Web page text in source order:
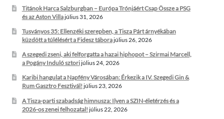
Titánok Harca Salzburgban – Európa Trónjáért Csap Össze a PSG
és az Aston Villajúlius 31, 2026
Tusványos 35: Ellenzéki szerepben, a Tisza Párt árnyékában
küzdött a túlélésért a Fidesz táborajúlius 26, 2026
A szegedi zseni, aki felforgatta a hazai hiphopot – Szirmai Marcell,
a Pogány Induló sztorijúlius 24, 2026
Karibi hangulat a Napfény Városában: Érkezik a IV. Szegedi Gin &
Rum Gasztro Fesztivál! július 23, 2026
A Tisza-parti szabadság himnusza: Ilyen a SZIN-életérzés és a
2026-os zenei felhozatal! július 22, 2026